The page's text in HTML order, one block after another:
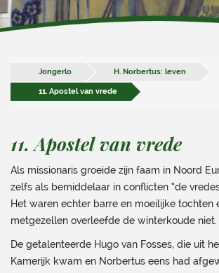
Jongerlo H. Norbertus: leven
11. Apostel van vrede
11. Apostel van vrede
Als missionaris groeide zijn faam in Noord
zelfs als bemiddelaar in conflicten “de
Het waren echter barre en moeilijke tochten
metgezellen overleefde de winterkoude niet.
De getalenteerde Hugo van Fosses, die uit
Kamerijk kwam en Norbertus eens had